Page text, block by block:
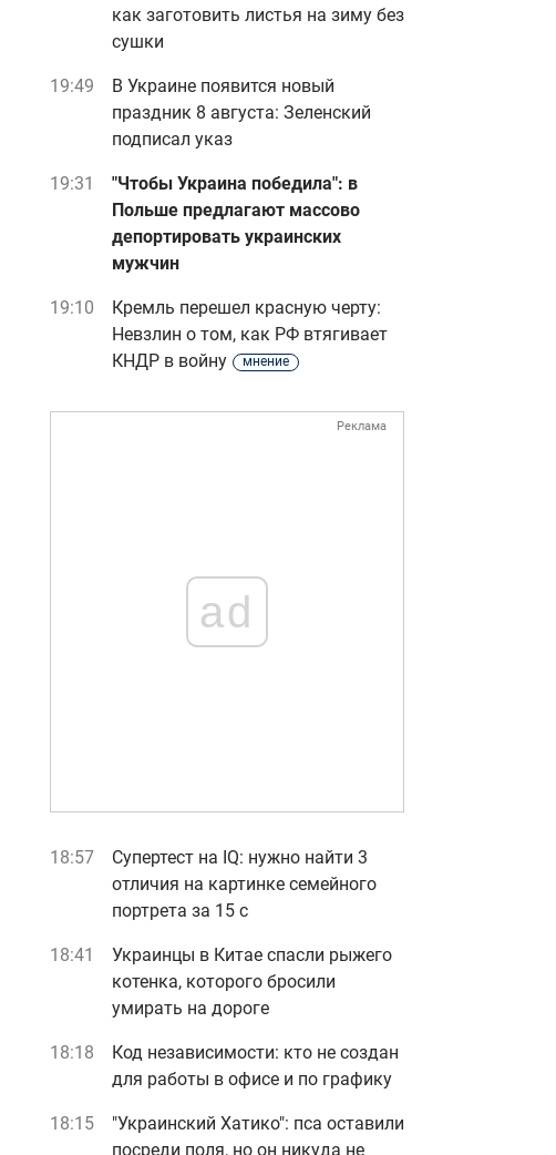
как заготовить листья на зиму без
сушки
19:49
В Украине появится новый
праздник 8 августа: Зеленский
подписал указ
19:31
"Чтобы Украина победила": в
Польше предлагают массово
депортировать украинских
мужчин
19:10
Кремль перешел красную черту:
Невзлин о том, как РФ втягивает
КНДР в войну
мнение
Реклама
ad
18:57
Супертест на IQ: нужно найти 3
отличия на картинке семейного
портрета за 15 с
18:41
Украинцы в Китае спасли рыжего
котенка, которого бросили
умирать на дороге
18:18
Код независимости: кто не создан
для работы в офисе и по графику
18:15
"Украинский Хатико": пса оставили
посреди поля, но он никуда не